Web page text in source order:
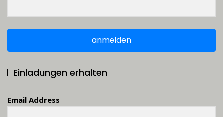
anmelden
Einladungen erhalten
Email Address